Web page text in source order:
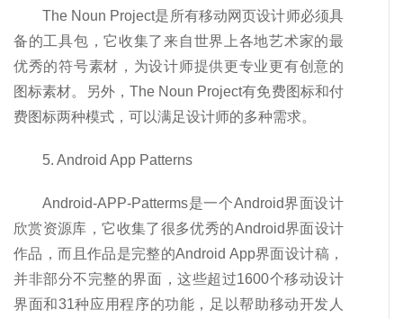
The Noun Project是所有移动网页设计师必须具
备的工具包，它收集了来自世界上各地艺术家的最
优秀的符号素材，为设计师提供更专业更有创意的
图标素材。另外，The Noun Project有免费图标和付
费图标两种模式，可以满足设计师的多种需求。
5. Android App Patterns
Android-APP-Patterms是一个Android界面设计
欣赏资源库，它收集了很多优秀的Android界面设计
作品，而且作品是完整的Android App界面设计稿，
并非部分不完整的界面，这些超过1600个移动设计
界面和31种应用程序的功能，足以帮助移动开发人